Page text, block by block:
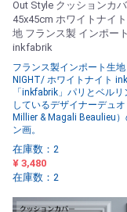
Out Style クッションカ
45x45cm ホワイトナイ
地 フランス製 インポート
inkfabrik
フランス製インポート生
NIGHT/ ホワイトナイト
「inkfabrik」パリとベル
しているデザイナーデュ
Millier & Magali Beaulieu）
ン画。
在庫数：2
¥ 3,480
在庫数：2